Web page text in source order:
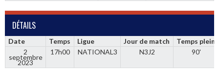
DÉTAILS
Date Temps Ligue Jour de match
Temps plein
2
septembre
2023
17h00 NATIONAL3 N3J2 90'